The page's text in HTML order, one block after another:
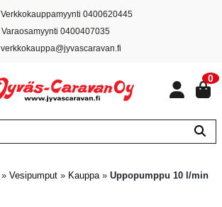
Verkkokauppamyynti 0400620445
Varaosamyynti 0400407035
verkkokauppa@jyvascaravan.fi
0
» Vesipumput » Kauppa» Uppopumppu 10 l/min